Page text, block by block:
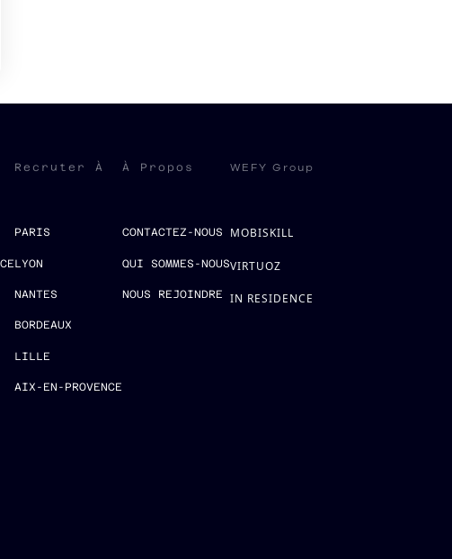
Recruter À
PARIS
LYON
NANTES
BORDEAUX
LILLE
AIX-EN-PROVENCE
À Propos
CONTACTEZ-NOUS
QUI SOMMES-NOUS
NOUS REJOINDRE
WEFY Group
MOBISKILL
VIRTUOZ
IN RESIDENCE